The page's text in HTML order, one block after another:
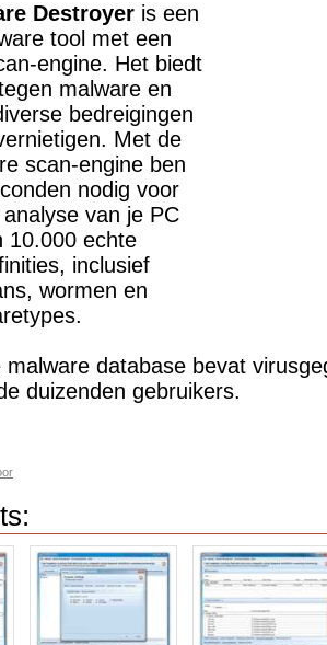
Destroyer is een
tool met een
engine. Het biedt
malware en
bedreigingen
Met de
scan-engine ben
nodig voor
van je PC
10.000 echte
inclusief
wormen en
malware database bevat
duizenden gebruikers.